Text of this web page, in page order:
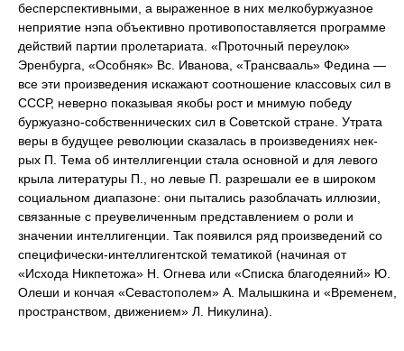
бесперспективными, а выраженное в них мелкобуржуазное
неприятие нэпа объективно противопоставляется программе
действий партии пролетариата. «Проточный переулок»
Эренбурга, «Особняк» Вс. Иванова, «Трансвааль» Федина —
все эти произведения искажают соотношение классовых сил в
СССР, неверно показывая якобы рост и мнимую победу
буржуазно-собственнических сил в Советской стране. Утрата
веры в будущее революции сказалась в произведениях нек-
рых П. Тема об интеллигенции стала основной и для левого
крыла литературы П., но левые П. разрешали ее в широком
социальном диапазоне: они пытались разоблачать иллюзии,
связанные с преувеличенным представлением о роли и
значении интеллигенции. Так появился ряд произведений со
специфически-интеллигентской тематикой (начиная от
«Исхода Никпетожа» Н. Огнева или «Списка благодеяний» Ю.
Олеши и кончая «Севастополем» А. Малышкина и «Временем,
пространством, движением» Л. Никулина).